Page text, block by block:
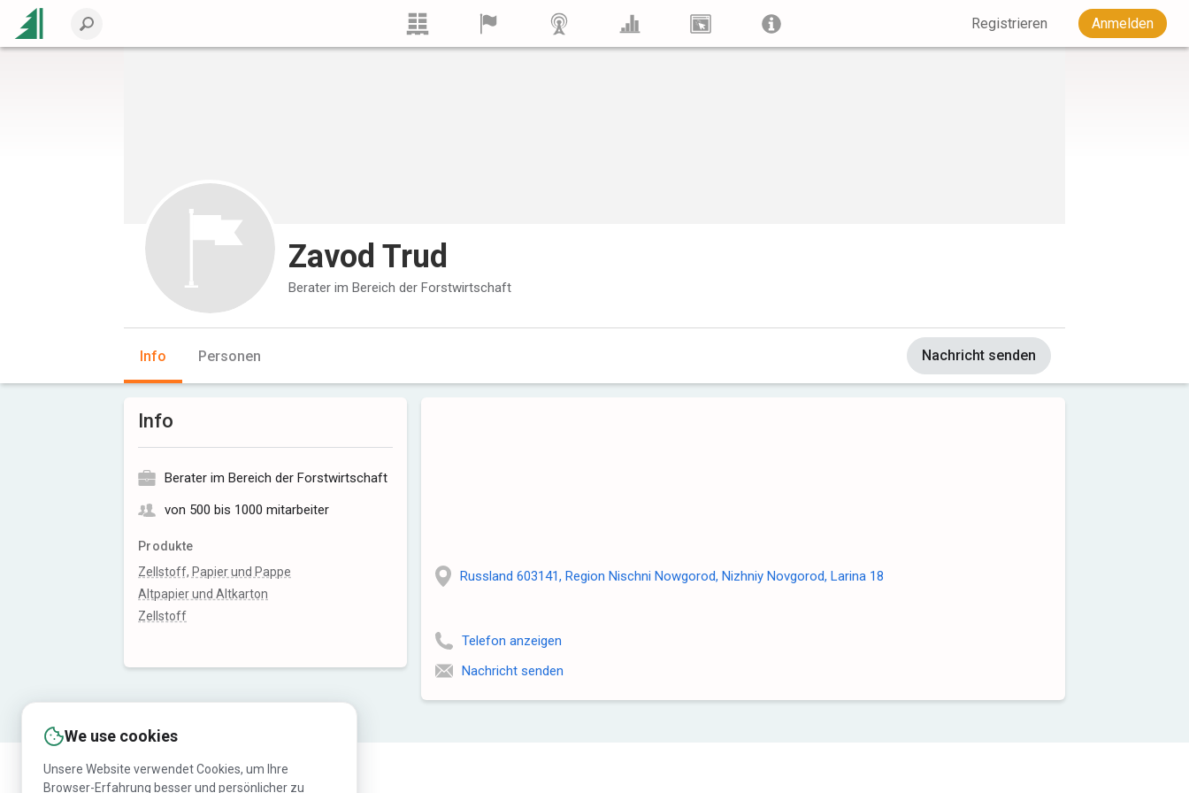
Registrieren Anmelden
Zavod Trud
Berater im Bereich der Forstwirtschaft
Info Personen Nachricht senden
Info
Berater im Bereich der Forstwirtschaft
von 500 bis 1000 mitarbeiter
Produkte
Zellstoff, Papier und Pappe
Altpapier und Altkarton
Zellstoff
Russland 603141, Region Nischni Nowgorod, Nizhniy Novgorod, Larina 18
Telefon anzeigen
Nachricht senden
We use cookies
Unsere Website verwendet Cookies, um Ihre
Browser-Erfahrung besser und persönlicher zu